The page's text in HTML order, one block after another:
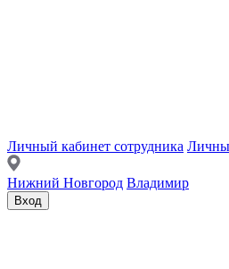
Личный кабинет сотрудника
Нижний Новгород Владимир
Вход